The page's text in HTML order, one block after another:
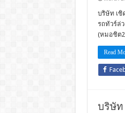
บริษัท เชิ
รถทัวร์ล่
(หมอชิต
Read
บริษัท